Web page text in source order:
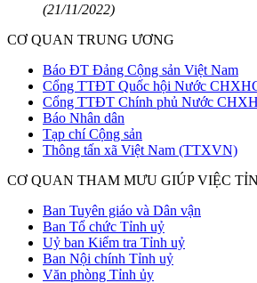
(21/11/2022)
CƠ QUAN TRUNG ƯƠNG
Báo ĐT Đảng Cộng sản Việt Nam
Cổng TTĐT Quốc hội Nước
Cổng TTĐT Chính phủ Nước
Báo Nhân dân
Tạp chí Cộng sản
Thông tấn xã Việt Nam (TTXVN)
CƠ QUAN THAM MƯU GIÚP VIỆC
Ban Tuyên giáo và Dân vận
Ban Tổ chức Tỉnh uỷ
Uỷ ban Kiểm tra Tỉnh uỷ
Ban Nội chính Tỉnh uỷ
Văn phòng Tỉnh ủy